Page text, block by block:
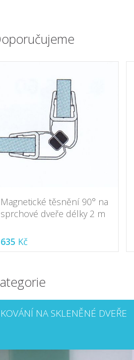
Magnetické těsnění 90° na
sprchové dveře délky 2 m
635 Kč
KOVÁNÍ NA SKLENĚNÉ DVEŘE